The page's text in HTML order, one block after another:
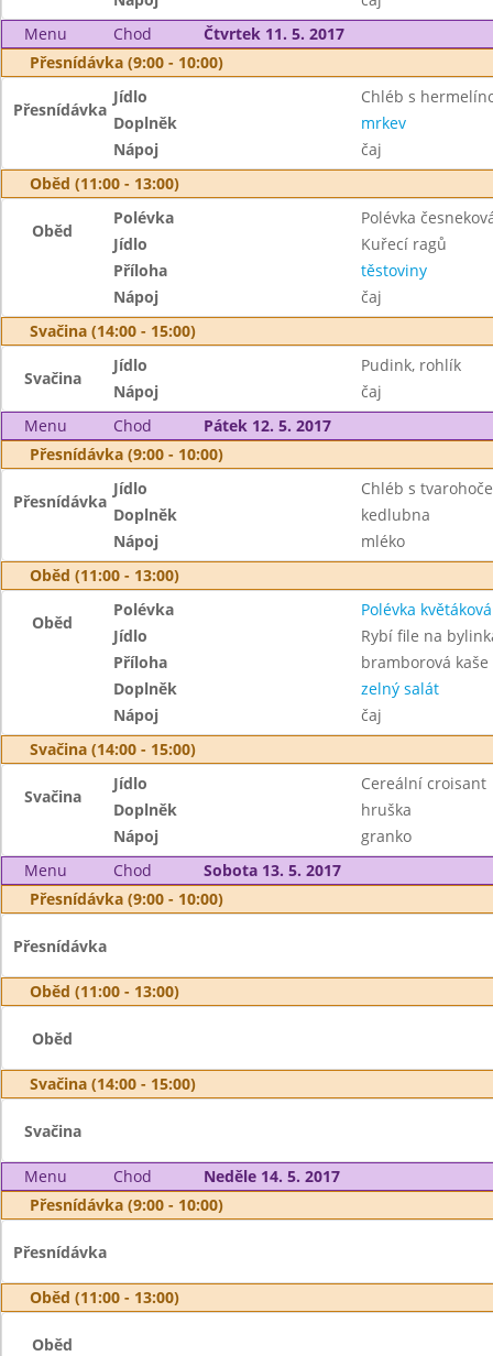
Menu
Chod
Čtvrtek 11. 5. 2017
Přesnídávka (9:00 - 10:00)
Přesnídávka
Jídlo
Chléb s
Doplněk
mrkev
Nápoj
čaj
Oběd (11:00 - 13:00)
Oběd
Polévka
Polévka
Jídlo
Kuřecí ragů
Příloha
těstoviny
Nápoj
čaj
Svačina (14:00 - 15:00)
Svačina
Jídlo
Pudink, rohlík
Nápoj
čaj
Menu
Chod
Pátek 12. 5. 2017
Přesnídávka (9:00 - 10:00)
Přesnídávka
Jídlo
Chléb s
Doplněk
kedlubna
Nápoj
mléko
Oběd (11:00 - 13:00)
Oběd
Polévka
Polévka květáková
Jídlo
Rybí file na
Příloha
bramborová kaše
Doplněk
zelný salát
Nápoj
čaj
Svačina (14:00 - 15:00)
Svačina
Jídlo
Cereální croisant
Doplněk
hruška
Nápoj
granko
Menu
Chod
Sobota 13. 5. 2017
Přesnídávka (9:00 - 10:00)
Přesnídávka
Oběd (11:00 - 13:00)
Oběd
Svačina (14:00 - 15:00)
Svačina
Menu Chod
Neděle 14. 5. 2017
Přesnídávka (9:00 - 10:00)
Přesnídávka
Oběd (11:00 - 13:00)
Oběd